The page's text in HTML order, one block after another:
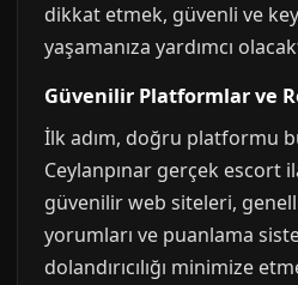
dikkat etmek, güvenli ve
yaşamanıza yardımcı
Güvenilir Platformlar ve
İlk adım, doğru platformu
Ceylanpınar gerçek escort
güvenilir web siteleri,
yorumları ve puanlama
dolandırıcılığı minimize